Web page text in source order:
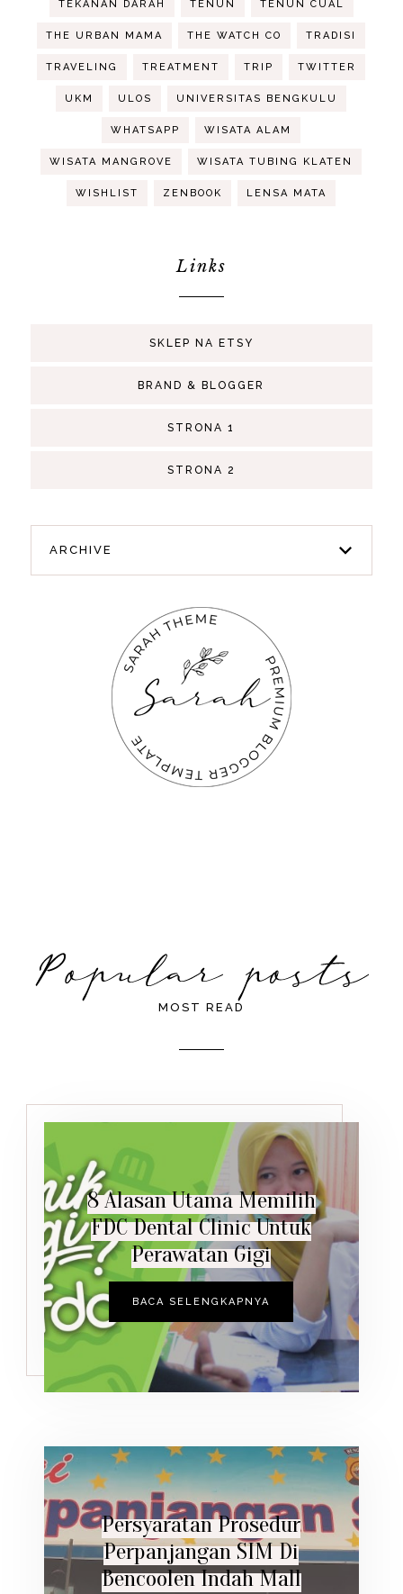
TEKANAN DARAH TENUN TENUN CUAL
THE URBAN MAMA THE WATCH CO TRADISI
TRAVELING TREATMENT TRIP TWITTER
UKM ULOS UNIVERSITAS BENGKULU
WHATSAPP WISATA ALAM
WISATA MANGROVE WISATA TUBING KLATEN
WISHLIST ZENBOOK LENSA MATA
Links
SKLEP NA ETSY
BRAND & BLOGGER
STRONA 1
STRONA 2
ARCHIVE
MOST READ
8 Alasan Utama Memilih
FDC Dental Clinic Untuk
Perawatan Gigi
BACA SELENGKAPNYA
Persyaratan Prosedur
Perpanjangan SIM Di
Bencoolen Indah Mall